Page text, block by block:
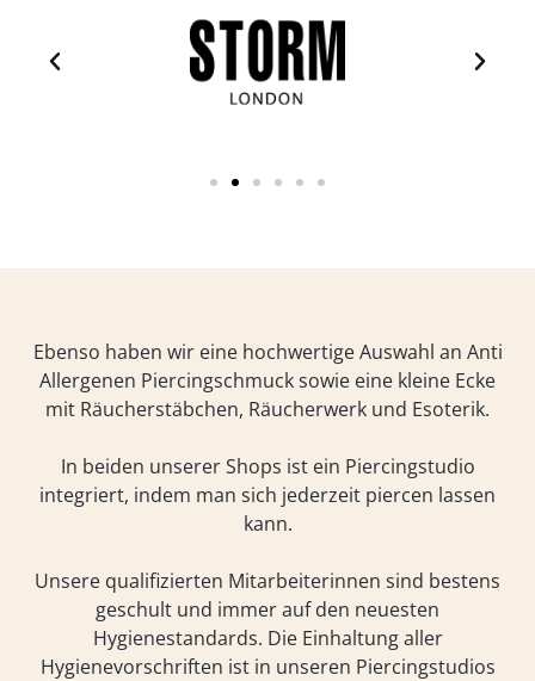
Ebenso haben wir eine hochwertige Auswahl an Anti
Allergenen Piercingschmuck sowie eine kleine Ecke
mit Räucherstäbchen, Räucherwerk und Esoterik.
In beiden unserer Shops ist ein Piercingstudio
integriert, indem man sich jederzeit piercen lassen
kann.
Unsere qualifizierten Mitarbeiterinnen sind bestens
geschult und immer auf den neuesten
Hygienestandards. Die Einhaltung aller
Hygienevorschriften ist in unseren Piercingstudios